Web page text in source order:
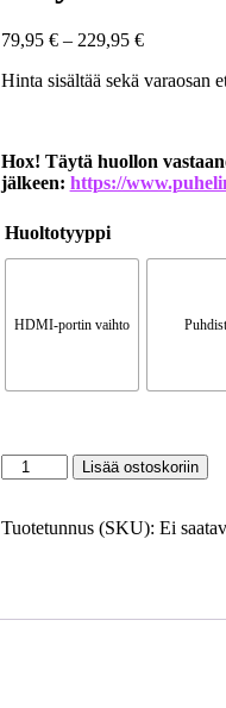
79,95 € – 229,95 €
Hinta sisältää sekä varaosan
Hox! Täytä huollon
jälkeen: https://
Huoltotyyppi
HDMI-portin vaihto
Lisää ostoskoriin
Tuotetunnus (SKU): Ei